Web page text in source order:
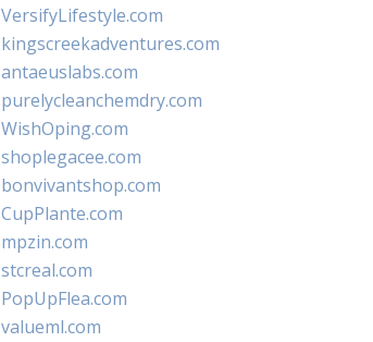
VersifyLifestyle.com
kingscreekadventures.com
antaeuslabs.com
purelycleanchemdry.com
WishOping.com
shoplegacee.com
bonvivantshop.com
CupPlante.com
mpzin.com
stcreal.com
PopUpFlea.com
valueml.com